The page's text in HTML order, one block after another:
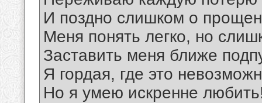
И поздно слишком о
Меня понять легко, но
Заставить меня ближе
Я гордая, где это
Но я умею искренне